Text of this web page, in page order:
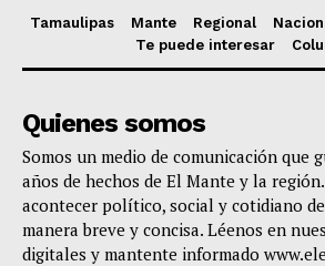
Tamaulipas Mante Regional
Te puede interesar
Quienes somos
Somos un medio de comunicación que
años de hechos de El Mante y la
acontecer político, social y cotidiano
manera breve y concisa. Léenos en
digitales y mantente informado